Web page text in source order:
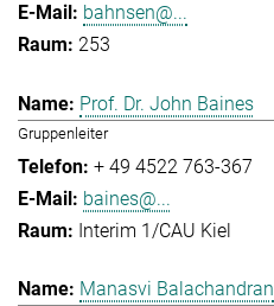
bahnsen@...
253
Prof. Dr. John Baines
Gruppenleiter
+ 49 4522 763-367
baines@...
Interim 1/CAU Kiel
Manasvi Balachandran